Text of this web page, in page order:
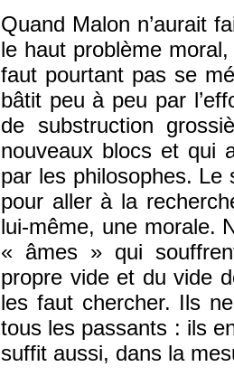
Quand Malon n’aurait
le haut problème
faut pourtant pas se
bâtit peu à peu par
de substruction
nouveaux blocs et qui
par les philosophes. Le
pour aller à la
lui-même, une morale.
« âmes » qui
propre vide et du vide
les faut chercher. Ils
tous les passants : ils
suffit aussi, dans la